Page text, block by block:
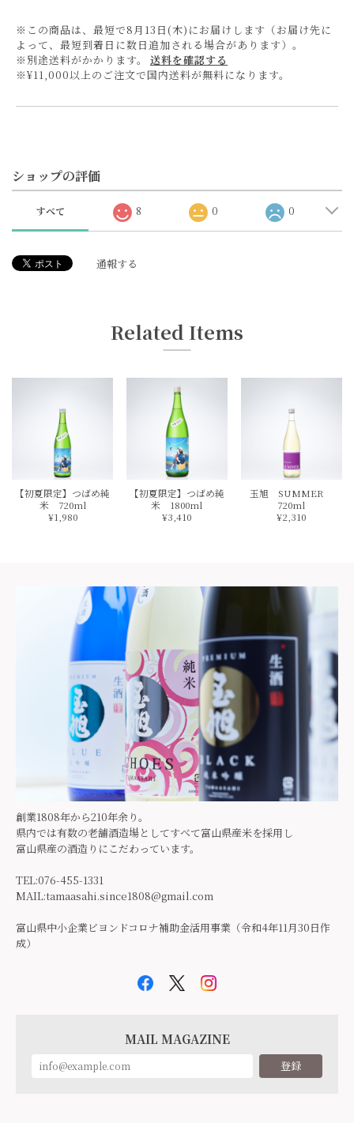
※この商品は、最短で8月13日(木)にお届けします（お届け先に
よって、最短到着日に数日追加される場合があります）。
※別途送料がかかります。
送料を確認する
※¥11,000以上のご注文で国内送料が無料になります。
ショップの評価
すべて 8 0 0
通報する
Related Items
【初夏限定】つばめ純
米 720ml
¥1,980
【初夏限定】つばめ純
米 1800ml
¥3,410
玉旭 SUMMER
720ml
¥2,310
創業1808年から210年余り。
県内では有数の老舗酒造場としてすべて富山県産米を採用し
富山県産の酒造りにこだわっています。
TEL:076-455-1331
MAIL:tamaasahi.since1808@gmail.com
富山県中小企業ビヨンドコロナ補助金活用事業（令和4年11月30日作
成）
MAIL MAGAZINE
登録